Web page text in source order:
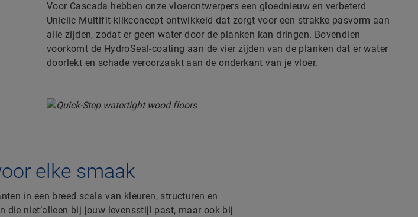
Voor Cascada hebben onze vloerontwerpers een gloednieuw en verbeterd
Uniclic Multifit-klikconcept ontwikkeld dat zorgt voor een strakke pasvorm aan
alle zijden, zodat er geen water door de planken kan dringen. Bovendien
voorkomt de HydroSeal-coating aan de vier zijden van de planken dat er water
doorlekt en schade veroorzaakt aan de onderkant van je vloer.
elke smaak
in een breed scala van kleuren, structuren en
die niet’alleen bij jouw levensstijl past, maar ook bij